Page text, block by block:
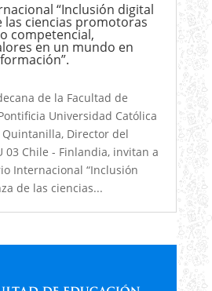
“Inclusión digital
las ciencias promotoras
competencial,
en un mundo en
de la Facultad de
Universidad Católica
Director del
03 Chile - Finlandia, invitan a
Internacional “Inclusión
de las ciencias...